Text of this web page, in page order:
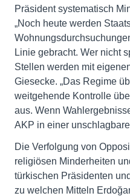
Präsident systematisch
„Noch heute werden
Linie gebracht. Wer nicht
Stellen werden mit
Giesecke. „Das Regime
weitgehende Kontrolle
aus. Wenn
AKP in einer
Die Verfolgung von
religiösen Minderheiten
türkischen Präsidenten
zu welchen Mitteln